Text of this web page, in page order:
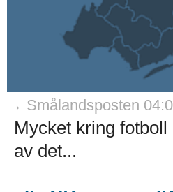
→ Smålandsposten
Mycket kring
av det...